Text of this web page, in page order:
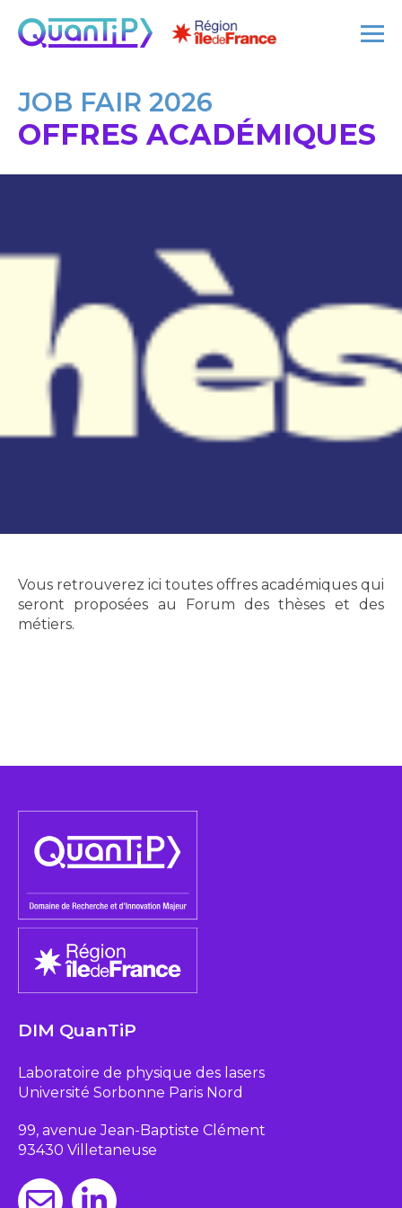
JOB FAIR 2026
OFFRES ACADÉMIQUES
Vous retrouverez ici toutes offres académiques qui
seront proposées au Forum des thèses et des
métiers.
DIM QuanTiP
Laboratoire de physique des lasers
Université Sorbonne Paris Nord
99, avenue Jean-Baptiste Clément
93430 Villetaneuse